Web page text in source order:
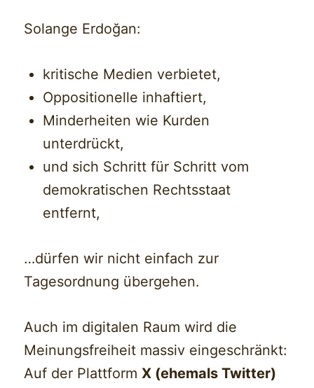
Solange Erdoğan:
kritische Medien verbietet,
Oppositionelle inhaftiert,
Minderheiten wie Kurden
unterdrückt,
und sich Schritt für Schritt vom
demokratischen Rechtsstaat
entfernt,
…dürfen wir nicht einfach zur
Tagesordnung übergehen.
Auch im digitalen Raum wird die
Meinungsfreiheit massiv eingeschränkt:
Auf der PlattformX (ehemals Twitter)